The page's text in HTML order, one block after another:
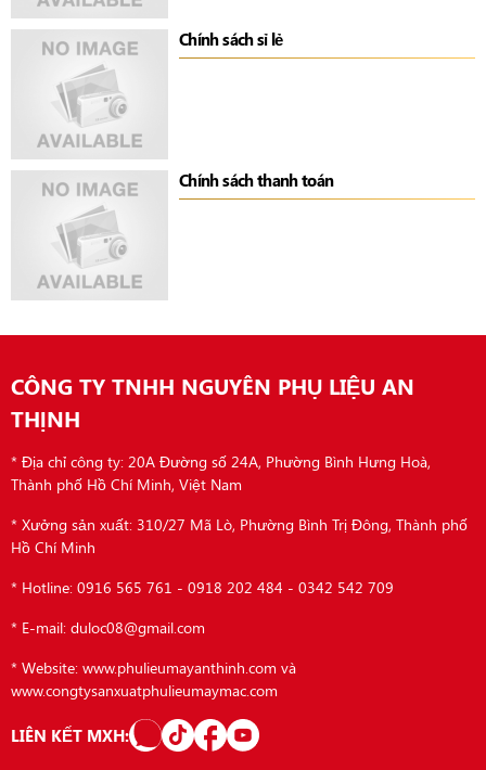
Chính sách sỉ lẻ
Chính sách thanh toán
CÔNG TY TNHH NGUYÊN PHỤ LIỆU AN
THỊNH
* Địa chỉ công ty: 20A Đường số 24A, Phường Bình Hưng Hoà,
Thành phố Hồ Chí Minh, Việt Nam
* Xưởng sản xuất: 310/27 Mã Lò, Phường Bình Trị Đông, Thành phố
Hồ Chí Minh
* Hotline: 0916 565 761 - 0918 202 484 - 0342 542 709
* E-mail: duloc08@gmail.com
* Website: www.phulieumayanthinh.com và
www.congtysanxuatphulieumaymac.com
LIÊN KẾT MXH: